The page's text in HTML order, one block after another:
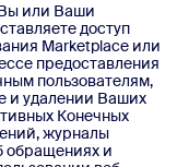
или Ваши
доступ
Marketplace или
предоставления
пользователям,
и удалении Ваших
Конечных
журналы
обращениях и